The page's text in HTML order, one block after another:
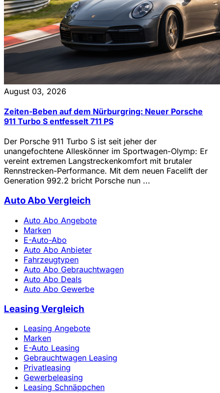
August 03, 2026
Zeiten-Beben auf dem Nürburgring: Neuer Porsche
911 Turbo S entfesselt 711 PS
Der Porsche 911 Turbo S ist seit jeher der
unangefochtene Alleskönner im Sportwagen-Olymp: Er
vereint extremen Langstreckenkomfort mit brutaler
Rennstrecken-Performance. Mit dem neuen Facelift der
Generation 992.2 bricht Porsche nun ...
Auto Abo Vergleich
Auto Abo Angebote
Marken
E-Auto-Abo
Auto Abo Anbieter
Fahrzeugtypen
Auto Abo Gebrauchtwagen
Auto Abo Deals
Auto Abo Gewerbe
Leasing Vergleich
Leasing Angebote
Marken
E-Auto Leasing
Gebrauchtwagen Leasing
Privatleasing
Gewerbeleasing
Leasing Schnäppchen